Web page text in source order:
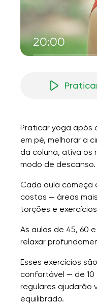
20:00
Praticar yoga após
em pé, melhorar a
da coluna, ativa os
modo de descanso.
Cada aula começa
costas — áreas
torções e
As aulas de 45, 60
relaxar
Esses exercícios
confortável — de 10
regulares ajudarão
equilibrado.